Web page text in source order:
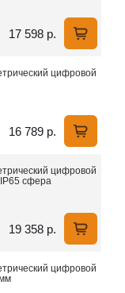
17 598 р.
цифровой
16 789 р.
цифровой
сфера
19 358 р.
цифровой